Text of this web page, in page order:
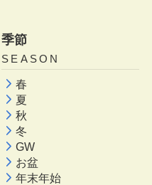
季節
SEASON
春
夏
秋
冬
GW
お盆
年末年始